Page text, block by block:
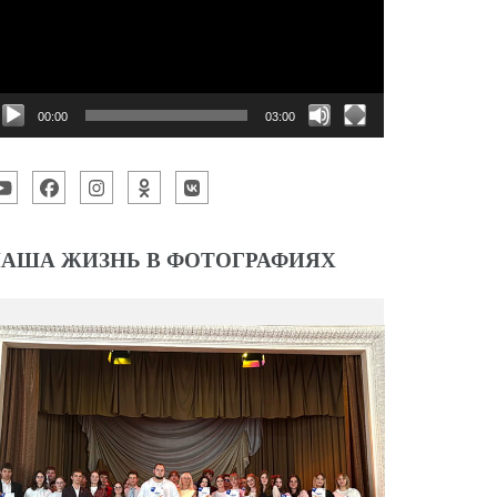
00:00 03:00
ЖИЗНЬ В ФОТОГРАФИЯХ